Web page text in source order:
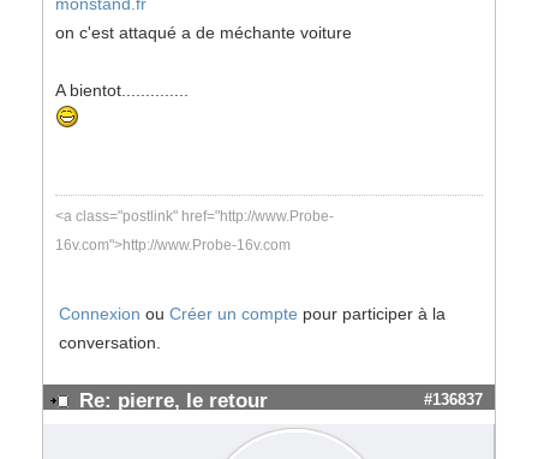
on c'est attaqué a de méchante voiture
A bientot..............
<a class="postlink" href="http://www.Probe-
16v.com">http://www.Probe-16v.com
Connexion ou Créer un compte pour participer à la
conversation.
Re: pierre, le retour #136837